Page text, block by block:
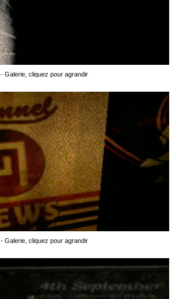
- Galerie, cliquez pour agrandir
- Galerie, cliquez pour agrandir